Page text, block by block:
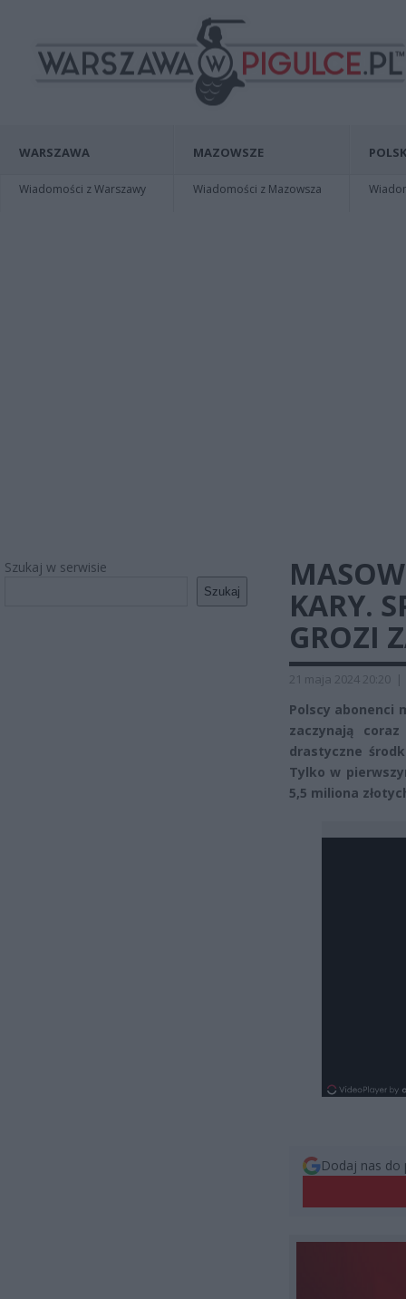
WARSZAWA
Wiadomości z Warszawy
MAZOWSZE
Wiadomości z Mazowsza
Szukaj w serwisie
Szukaj
KARY.
GROZI
21 maja 2024 20:20 |
Polscy abonenci
zaczynają
drastyczne
Tylko w
5,5 miliona
Dodaj nas do